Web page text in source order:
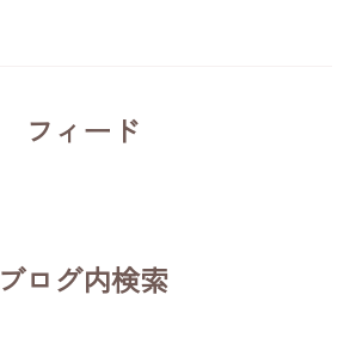
フィード
ブログ内検索